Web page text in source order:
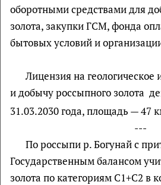
оборотными средствами для
золота, закупки ГСМ, фонда
бытовых условий и
Лицензия на геологическое
и добычу россыпного золота
31.03.2030 года, площадь — 47
---
По россыпи р. Богунай с
Государственным балансом
золота по категориям С1+С2 в